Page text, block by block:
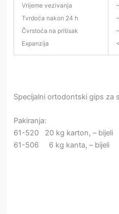
Vrijeme vezivanja
Tvrdoća nakon 24 h
Čvrstoća na pritisak
Expanzija
Specijalni ortodontski gips za
Pakiranja:
61-520 20 kg karton, – bijeli
61-506 6 kg kanta, – bijeli